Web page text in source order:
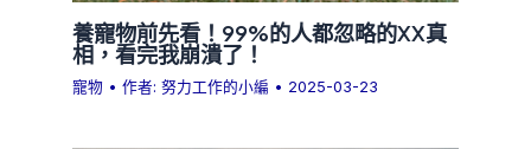
養寵物前先看！99%的人都忽略的XX真
相，看完我崩潰了！
寵物 • 作者:努力工作的小編 • 2025-03-23